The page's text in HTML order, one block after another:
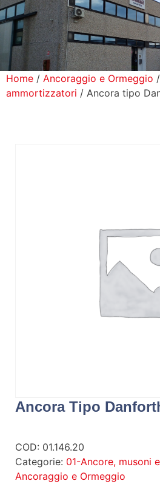
Prodotti
Home / Ancoraggio e Ormeggio /
ammortizzatori / Ancora tipo
Ancora Tipo
COD: 01.146.20
Categorie: 01-Ancore, musoni
Ancoraggio e Ormeggio